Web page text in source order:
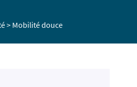
> Mobilité douce